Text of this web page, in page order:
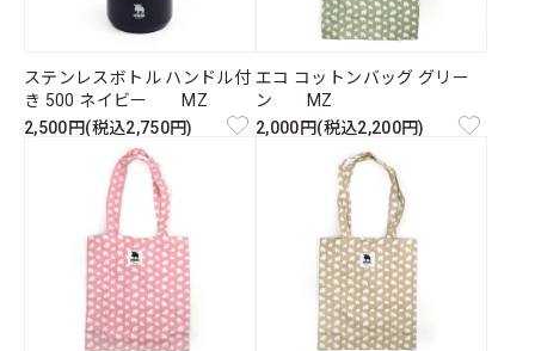
ステンレスボトル ハンドル付
き 500 ネイビー MZ
2,500円(税込2,750円)
エコ コットンバッグ グリー
ン MZ
2,000円(税込2,200円)